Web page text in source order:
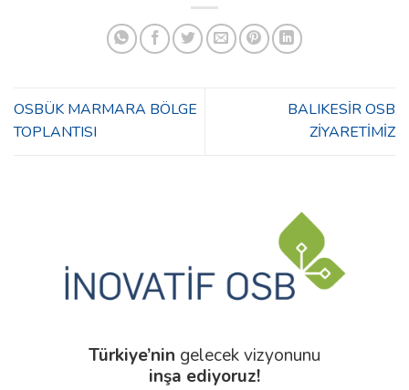
OSBÜK MARMARA BÖLGE
TOPLANTISI
BALIKESİR OSB
ZİYARETİMİZ
Türkiye’nin gelecek vizyonunu
inşa ediyoruz!